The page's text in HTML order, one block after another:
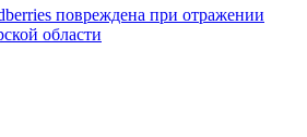
повреждена при отражении
области